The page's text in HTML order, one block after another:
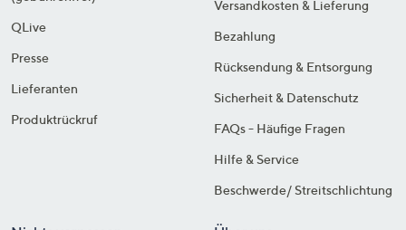
QLive
Presse
Lieferanten
Produktrückruf
Versandkosten & Lieferung
Bezahlung
Rücksendung & Entsorgung
Sicherheit & Datenschutz
FAQs - Häufige Fragen
Hilfe & Service
Beschwerde/ Streitschlichtung